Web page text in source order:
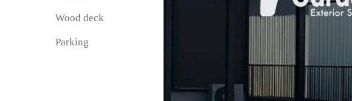
Wood deck
Parking